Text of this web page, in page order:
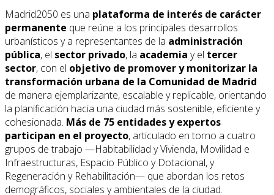
Madrid2050 es una plataforma de interés de carácter
permanente que reúne a los principales desarrollos
urbanísticos y a representantes de la administración
pública, el sector privado, la academia y el tercer
sector, con el objetivo de promover y monitorizar la
transformación urbana de la Comunidad de Madrid
de manera ejemplarizante, escalable y replicable, orientando
la planificación hacia una ciudad más sostenible, eficiente y
cohesionada. Más de 75 entidades y expertos
participan en el proyecto, articulado en torno a cuatro
grupos de trabajo —Habitabilidad y Vivienda, Movilidad e
Infraestructuras, Espacio Público y Dotacional, y
Regeneración y Rehabilitación— que abordan los retos
demográficos, sociales y ambientales de la ciudad.